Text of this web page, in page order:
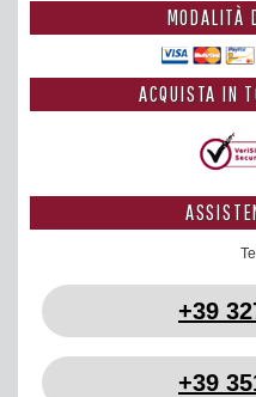
MODALITÀ
ACQUISTA IN
+39
+39